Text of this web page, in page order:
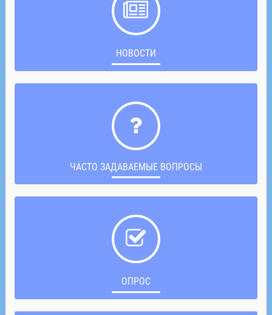
НОВОСТИ
ЧАСТО ЗАДАВАЕМЫЕ ВОПРОСЫ
ОПРОС